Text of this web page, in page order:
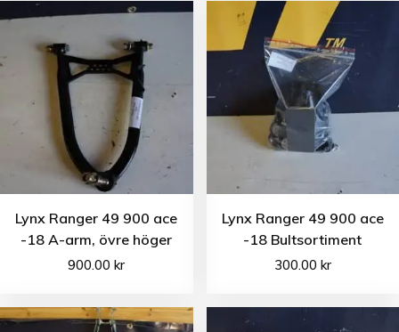
Lynx Ranger 49 900 ace
-18 A-arm, övre höger
900.00kr
Lynx Ranger 49 900 ace
-18 Bultsortiment
300.00 kr